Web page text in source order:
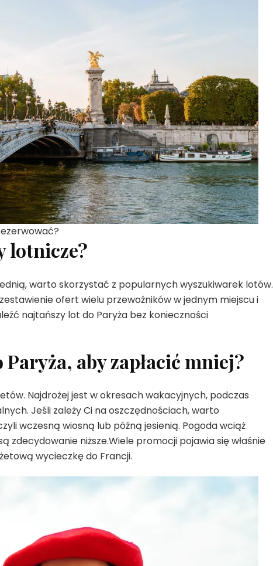
lotnicze?
warto skorzystać z popularnych wyszukiwarek lotów.
ofert wielu przewoźników w jednym miejscu i
najtańszy lot do Paryża bez konieczności
aby zapłacić mniej?
Najdrożej jest w okresach wakacyjnych, podczas
Jeśli zależy Ci na oszczędnościach, warto
wczesną wiosną lub późną jesienią. Pogoda wciąż
zdecydowanie niższe.Wiele promocji pojawia się właśnie
wycieczkę do Francji.